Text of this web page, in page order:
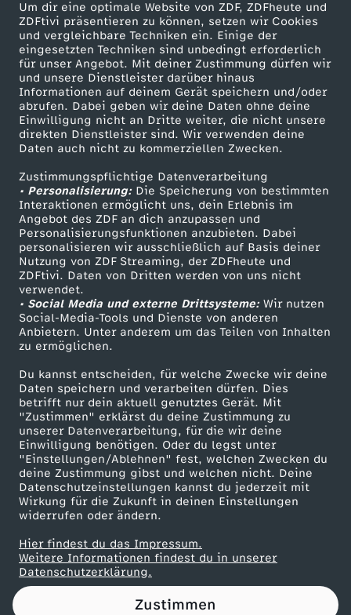
Um dir eine optimale Website von ZDF, ZDFheute und
ZDFtivi präsentieren zu können, setzen wir Cookies
und vergleichbare Techniken ein. Einige der
eingesetzten Techniken sind unbedingt erforderlich
für unser Angebot. Mit deiner Zustimmung dürfen wir
und unsere Dienstleister darüber hinaus
Informationen auf deinem Gerät speichern und/oder
abrufen. Dabei geben wir deine Daten ohne deine
Einwilligung nicht an Dritte weiter, die nicht unsere
direkten Dienstleister sind. Wir verwenden deine
Daten auch nicht zu kommerziellen Zwecken.
Zustimmungspflichtige Datenverarbeitung
• Personalisierung:Die Speicherung von bestimmten
Interaktionen ermöglicht uns, dein Erlebnis im
Angebot des ZDF an dich anzupassen und
Personalisierungsfunktionen anzubieten. Dabei
personalisieren wir ausschließlich auf Basis deiner
Nutzung von ZDF Streaming, der ZDFheute und
ZDFtivi. Daten von Dritten werden von uns nicht
verwendet.
• Social Media und externe Drittsysteme:Wir nutzen
Social-Media-Tools und Dienste von anderen
Anbietern. Unter anderem um das Teilen von Inhalten
zu ermöglichen.
Du kannst entscheiden, für welche Zwecke wir deine
Daten speichern und verarbeiten dürfen. Dies
betrifft nur dein aktuell genutztes Gerät. Mit
"Zustimmen" erklärst du deine Zustimmung zu
unserer Datenverarbeitung, für die wir deine
Einwilligung benötigen. Oder du legst unter
"Einstellungen/Ablehnen" fest, welchen Zwecken du
deine Zustimmung gibst und welchen nicht. Deine
Datenschutzeinstellungen kannst du jederzeit mit
Wirkung für die Zukunft in deinen Einstellungen
widerrufen oder ändern.
Hier findest du das Impressum.
Weitere Informationen findest du in unserer
Datenschutzerklärung.
Zustimmen
r
a
s
h
-
T
V
g
e
g
e
n
T
i
k
T
Mehr ZDF
ZDF-Apps
Smart TV
ZDFtext
Livestreams
Sendungen A-Z
TV-Programm
Service
ZDFmitreden
Kontakt zum ZDF
Tickets
Zuschauerservice
Hilfe
ZDF Unternehmen
Karriere
ZDF goes Schule
Werbefernsehen
Mainzelmännchen
Partner